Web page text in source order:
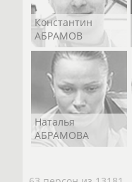
Константин
АБРАМОВ
Наталья
АБРАМОВА